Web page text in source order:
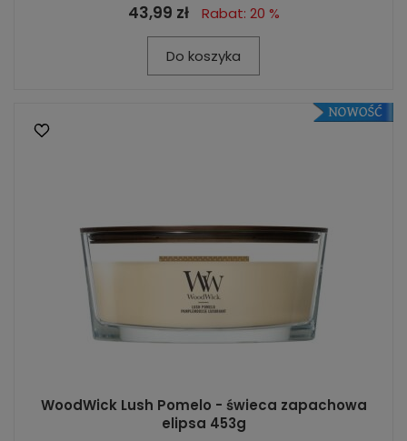
43,99 zł Rabat: 20 %
Do koszyka
WoodWick Lush Pomelo - świeca zapachowa
elipsa 453g